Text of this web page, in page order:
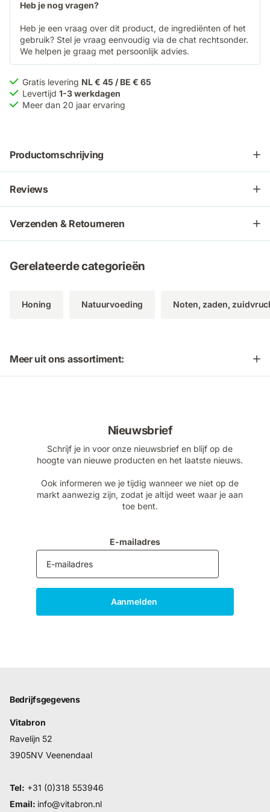
Heb je nog vragen?
Heb je een vraag over dit product, de ingrediënten of het
gebruik? Stel je vraag eenvoudig via de chat rechtsonder.
We helpen je graag met persoonlijk advies.
Gratis levering NL € 45 / BE € 65
Levertijd 1-3 werkdagen
Meer dan 20 jaar ervaring
Productomschrijving
Reviews
Verzenden & Retourneren
Gerelateerde categorieën
Honing Natuurvoeding Noten, zaden,
Meer uit ons assortiment:
Nieuwsbrief
Schrijf je in voor onze nieuwsbrief en blijf op de
hoogte van nieuwe producten en het laatste nieuws.
Ook informeren we je tijdig wanneer we niet op de
markt aanwezig zijn, zodat je altijd weet waar je aan
toe bent.
E-mailadres
Aanmelden
Bedrijfsgegevens
Vitabron
Ravelijn 52
3905NV Veenendaal
Tel: +31 (0)318 553946
Email: info@vitabron.nl